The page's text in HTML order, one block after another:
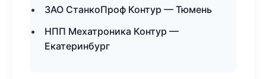
ЗАО СтанкоПроф Контур — Тюмень
НПП Мехатроника Контур —
Екатеринбург